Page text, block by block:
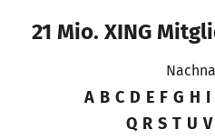
21 Mio. XING
A B C D E F G H I
Q R S T U V